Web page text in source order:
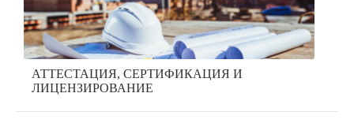
АТТЕСТАЦИЯ, СЕРТИФИКАЦИЯ И
ЛИЦЕНЗИРОВАНИЕ